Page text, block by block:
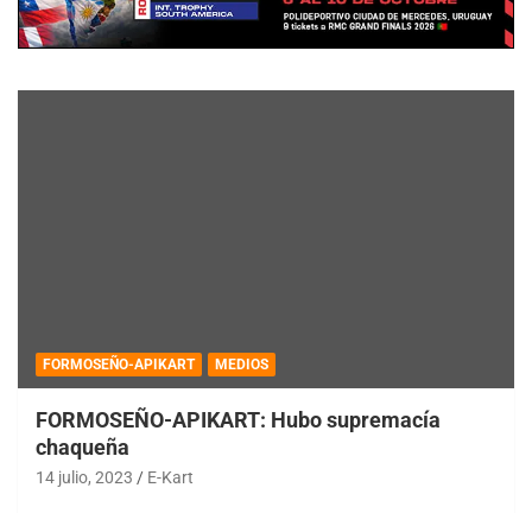
FORMOSEÑO-APIKART MEDIOS
FORMOSEÑO-APIKART: Hubo supremacía
chaqueña
14 julio, 2023 E-Kart